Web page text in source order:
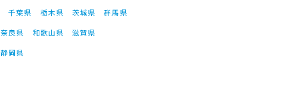
千葉県 栃木県 茨城県
群馬県
奈良県 和歌山県
滋賀県
静岡県